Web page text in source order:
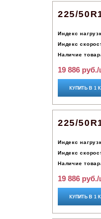
225/
Индекс
Индекс
Наличие
19 886
КУПИТЬ В 1
225/
Индекс
Индекс
Наличие
19 886
КУПИТЬ В 1